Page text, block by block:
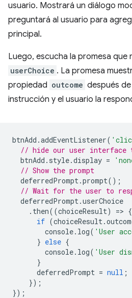
usuario. Mostrará un diálogo
preguntará al usuario para
principal.
Luego, escucha la promesa que
userChoice . La promesa
propiedad outcome después
instrucción y el usuario la
btnAdd .addEventListener(
// hide our user interface
btnAdd . style.display =
// Show the prompt
deferredPrompt.prompt();
// Wait for the user to
deferredPrompt.userChoice
. then((choiceResult) => {
if (choiceResult.
console. log( 'User
} else {
console. log( 'User
}
deferredPrompt = null ;
});
});